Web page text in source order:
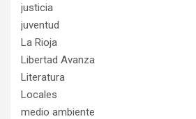
justicia
juventud
La Rioja
Libertad Avanza
Literatura
Locales
medio ambiente